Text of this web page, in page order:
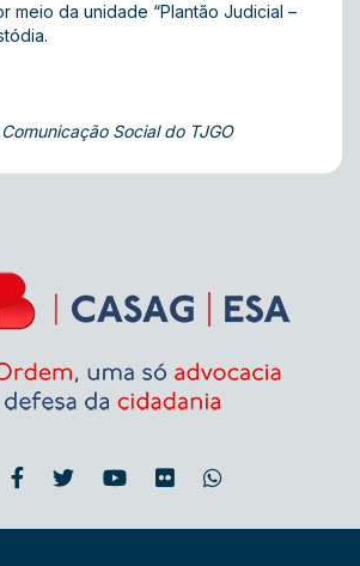
meio da unidade “Plantão Judicial –
Social do TJGO